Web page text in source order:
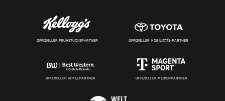
OFFIZIELLER FRÜHSTÜCKSPARTNER OFFIZIELLER MOBILITÄTS-PARTNER
OFFIZIELLER HOTELPARTNER OFFIZIELLER MEDIENPARTNER